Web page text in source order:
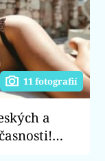
11 fotografií
a